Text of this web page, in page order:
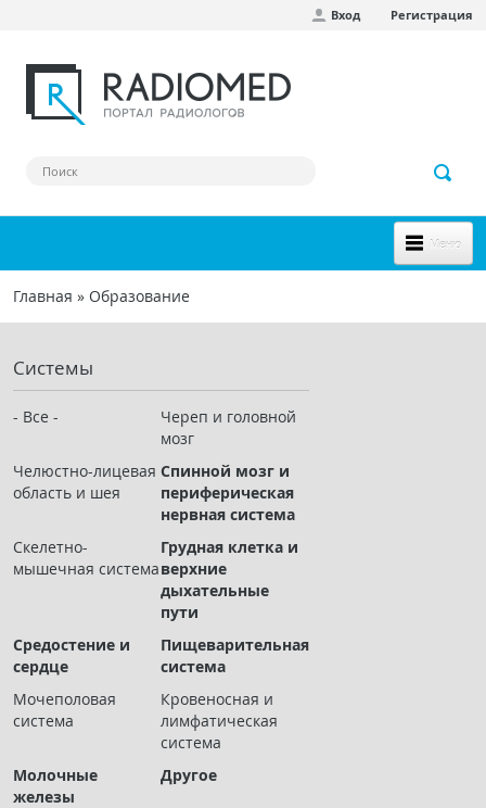
Вход Регистрация
Меню
НОВОЕ НА САЙТЕ
СООБЩЕСТВО
Клинические наблюдения
Чат RADIOMED
ОБРАЗОВАНИЕ
Интерактивные задания
Презентации
Журнал "Лучевая диагностика и терапия"
Вы здесь
Главная » Образование
Системы
- Все -
Череп и головной
мозг
Челюстно-лицевая
область и шея
Спинной мозг и
периферическая
нервная система
Скелетно-
мышечная система
Грудная клетка и
верхние
дыхательные
пути
Средостение и
сердце
Пищеварительная
система
Мочеполовая
система
Кровеносная и
лимфатическая
система
Молочные
железы
Другое